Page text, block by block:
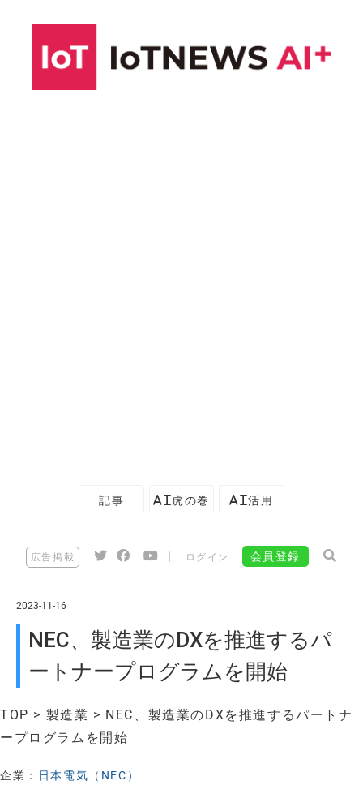
記事 AI虎の巻 AI活用
広告掲載 ログイン 会員登録
2023-11-16
NEC、製造業のDXを推進するパ
ートナープログラムを開始
TOP > 製造業 > NEC、製造業のDXを推進するパートナ
ープログラムを開始
企業： 日本電気（NEC）